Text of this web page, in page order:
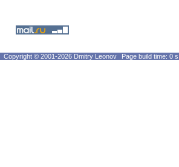
Copyright © 2001-2026 Dmitry Leonov Page build time: 0 s